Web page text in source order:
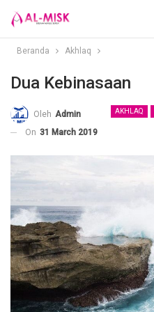
Beranda Akhlaq
Dua Kebinasaan
AKHLAQ
Oleh Admin
On 31 March 2019